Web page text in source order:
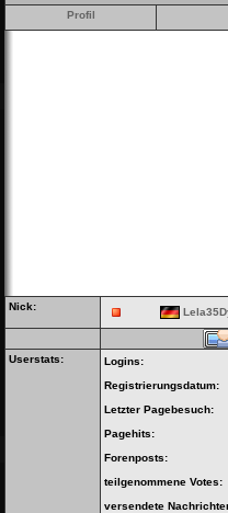
Profil
Nick:
Userstats: Logins:
Registrierungsdatum:
Letzter Pagebesuch:
Pagehits:
Forenposts:
teilgenommene Votes:
versendete